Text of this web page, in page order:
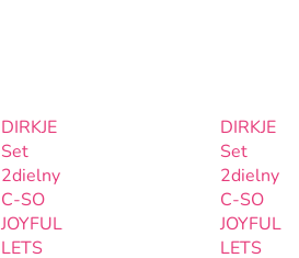
DIRKJE
Set
2dielny
C-SO
JOYFUL
LETS
DIRKJE
Set
2dielny
C-SO
JOYFUL
LETS